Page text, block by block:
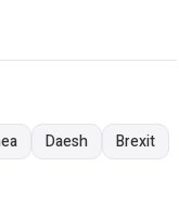
Daesh
Brexit